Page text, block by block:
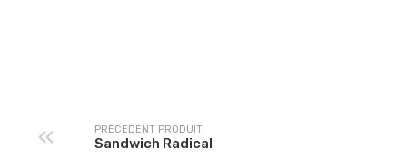
PRÉCEDENT PRODUIT
Sandwich Radical